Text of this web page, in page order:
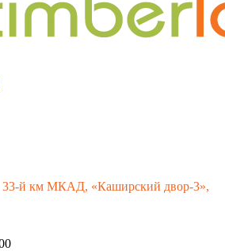
й км МКАД, «Каширский двор-3»,